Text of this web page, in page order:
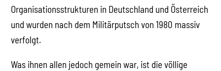
Organisationsstrukturen in Deutschland und Österreich
und wurden nach dem Militärputsch von 1980 massiv
verfolgt.
Was ihnen allen jedoch gemein war, ist die völlige